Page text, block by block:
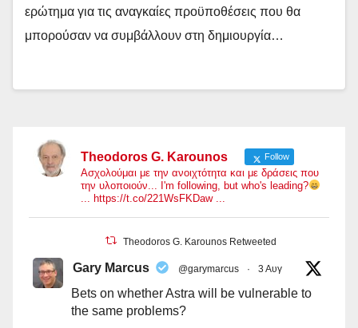
ερώτημα για τις αναγκαίες προϋποθέσεις που θα
μπορούσαν να συμβάλλουν στη δημιουργία…
Theodoros G. Karounos Follow
Ασχολούμαι με την ανοιχτότητα και με δράσεις που
την υλοποιούν... I'm following, but who's leading?
... https://t.co/221WsFKDaw ...
Theodoros G. Karounos Retweeted
Gary Marcus @garymarcus · 3 Αυγ
Bets on whether Astra will be vulnerable to
the same problems?